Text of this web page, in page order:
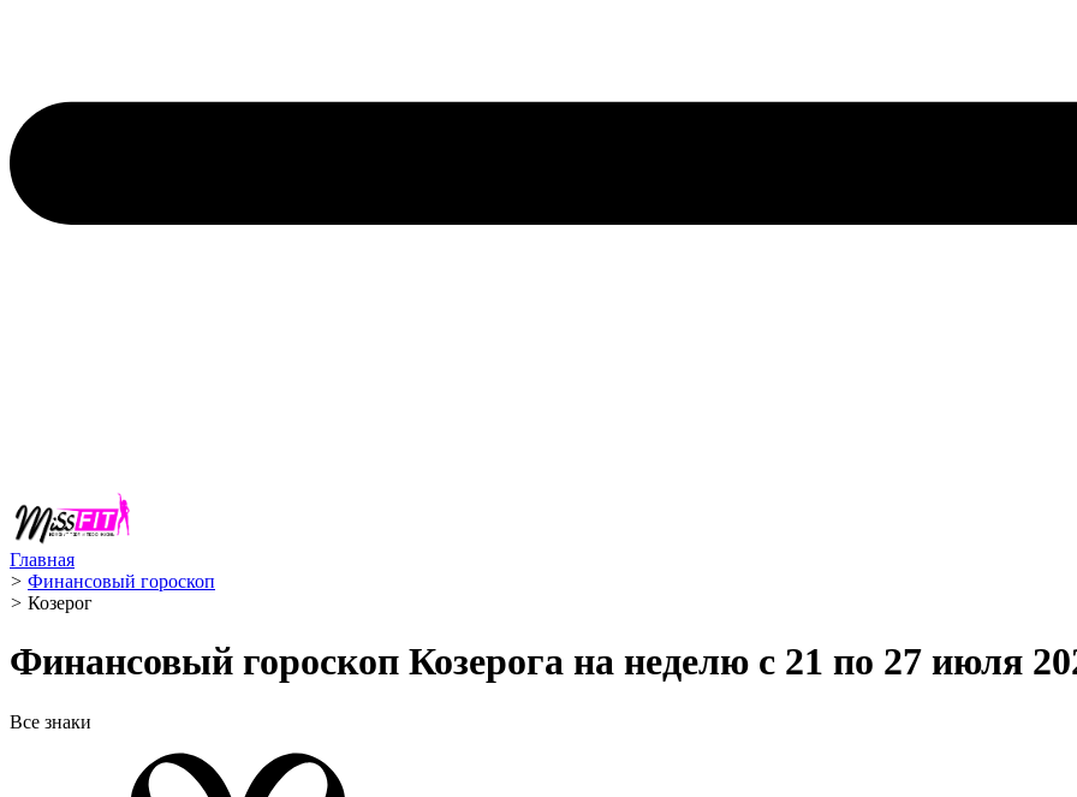
Главная
> Финансовый гороскоп
> Козерог ️
Финансовый гороскоп Козерога на неделю с 21 по 27 июля
Все знаки